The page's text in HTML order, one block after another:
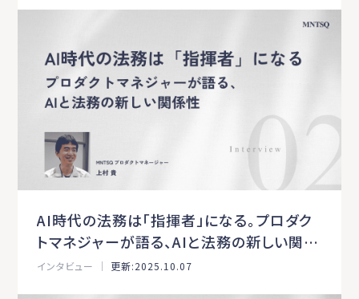
AI時代の法務は「指揮者」になる。プロダク
トマネジャーが語る、AIと法務の新しい関係
性［MNTSQインタビュー：第2弾］
インタビュー ｜ 更新:2025.10.07